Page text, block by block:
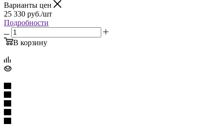
Варианты цен
25 330 руб./шт
Подробности
В корзину